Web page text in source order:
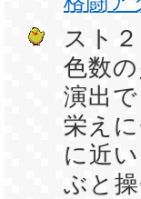
スト
色数
演出
栄え
に近
ぶと